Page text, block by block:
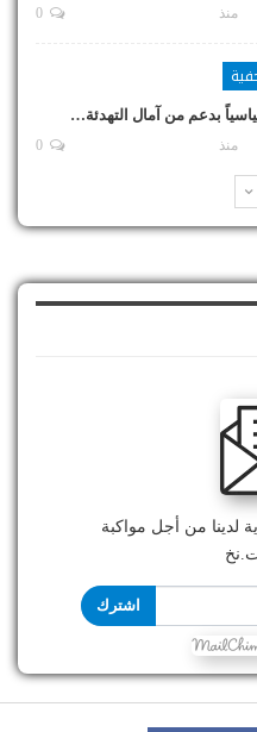
منذ
بدعم من آمال التهدئة…
منذ
لدينا من أجل مواكبة
اشترك